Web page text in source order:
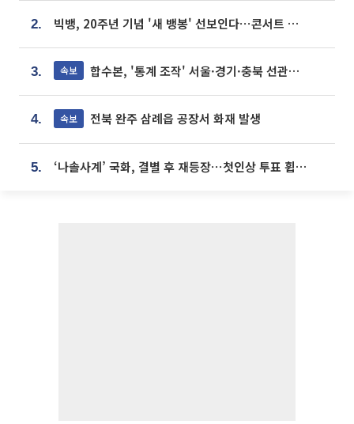
2. 빅뱅, 20주년 기념 '새 뱅봉' 선보인다⋯콘서트 앞두고 팝업 개최
3. 속보 합수본, '통계 조작' 서울·경기·충북 선관위 등 추가 압수수색
4. 속보 전북 완주 삼례읍 공장서 화재 발생
5. ‘나솔사계’ 국화, 결별 후 재등장⋯첫인상 투표 휩쓸고 ‘인기녀’ 등극